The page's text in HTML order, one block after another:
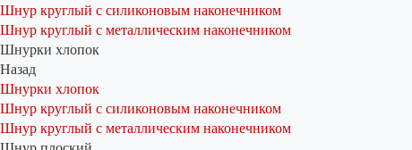
Шнур круглый с силиконовым наконечником
Шнур круглый с металлическим наконечником
Шнурки хлопок
Назад
Шнурки хлопок
Шнур круглый с силиконовым наконечником
Шнур круглый с металлическим наконечником